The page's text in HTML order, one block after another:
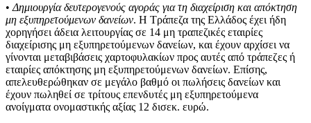
• Δημιουργία δευτερογενούς αγοράς για τη διαχείριση και απόκτηση
μη εξυπηρετούμενων δανείων. Η Τράπεζα της Ελλάδος έχει ήδη
χορηγήσει άδεια λειτουργίας σε 14 μη τραπεζικές εταιρίες
διαχείρισης μη εξυπηρετούμενων δανείων, και έχουν αρχίσει να
γίνονται μεταβιβάσεις χαρτοφυλακίων προς αυτές από τράπεζες ή
εταιρίες απόκτησης μη εξυπηρετούμενων δανείων. Επίσης,
απελευθερώθηκαν σε μεγάλο βαθμό οι πωλήσεις δανείων και
έχουν πωληθεί σε τρίτους επενδυτές μη εξυπηρετούμενα
ανοίγματα ονομαστικής αξίας 12 δισεκ. ευρώ.